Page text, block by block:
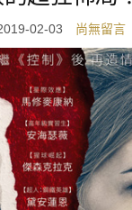
02-03 尚無留言